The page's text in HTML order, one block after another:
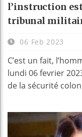
l’instruction
tribunal
06 Feb 2023
C’est un fait,
lundi 06 fevrier
de la sécurité